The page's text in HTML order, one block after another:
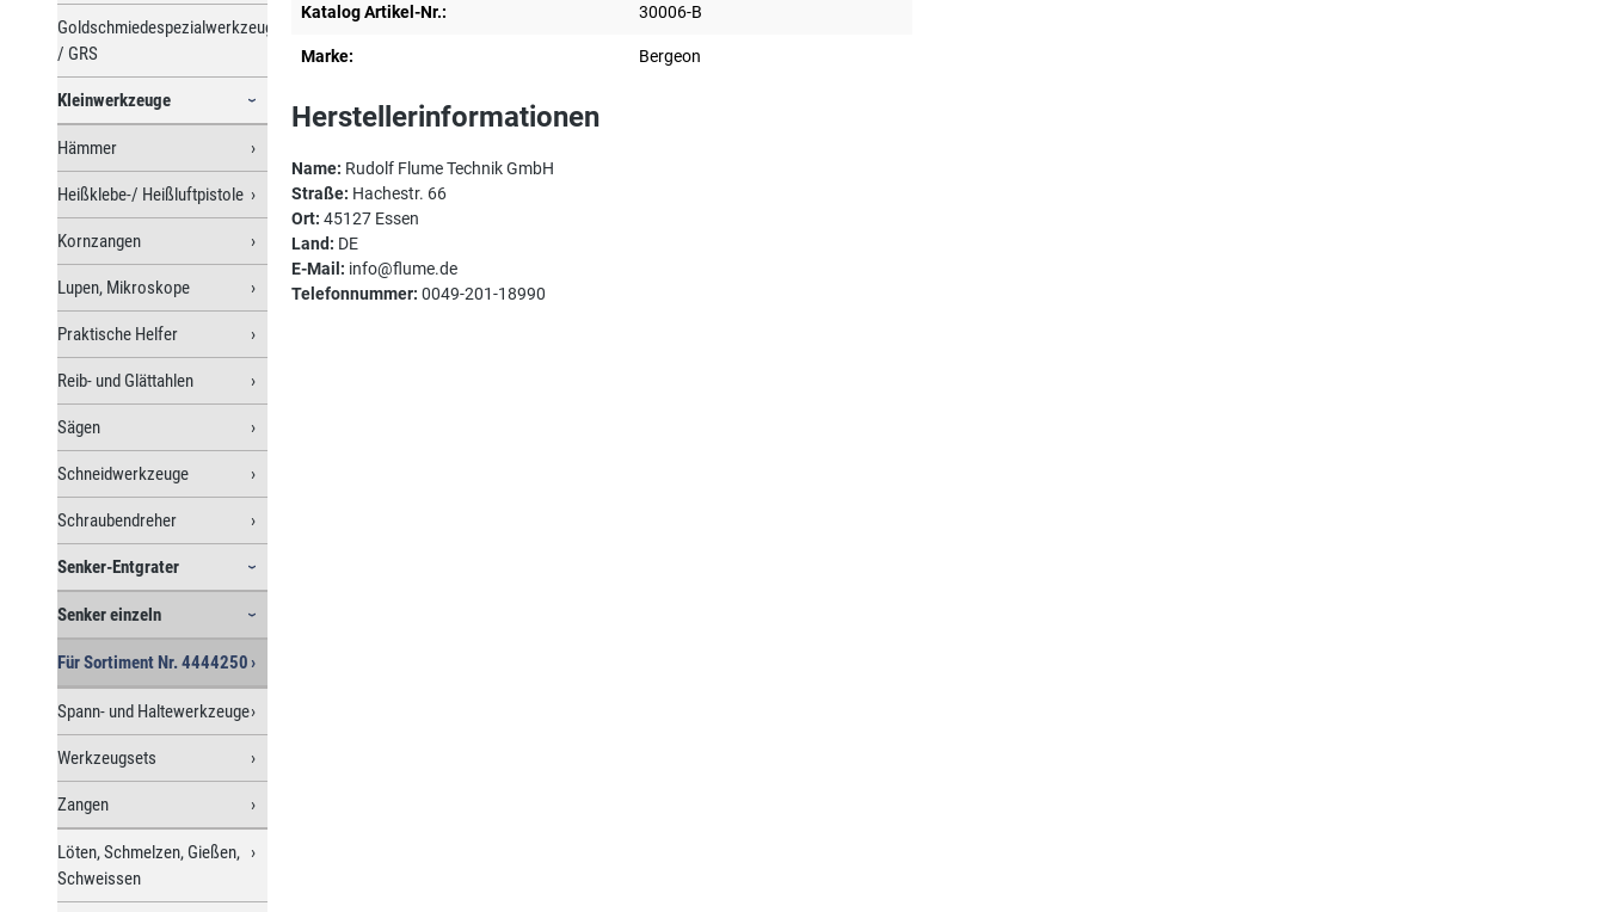
Goldschmiedespezialwerkzeuge
/ GRS
Kleinwerkzeuge
Hämmer
Heißklebe-/ Heißluftpistole
Kornzangen
Lupen, Mikroskope
Praktische Helfer
Reib- und Glättahlen
Sägen
Schneidwerkzeuge
Schraubendreher
Senker-Entgrater
Senker einzeln
Für Sortiment Nr. 4444250
Spann- und Haltewerkzeuge
Werkzeugsets
Zangen
Löten, Schmelzen, Gießen,
Schweissen
Katalog Artikel-Nr.: 30006-B
Marke: Bergeon
Herstellerinformationen
Name: Rudolf Flume Technik GmbH
Straße: Hachestr. 66
Ort: 45127 Essen
Land: DE
E-Mail: info@flume.de
Telefonnummer: 0049-201-18990